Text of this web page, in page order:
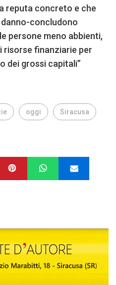
reputa concreto e che
concludono
persone meno abbienti,
risorse finanziarie per
dei grossi capitali”
oggi Siracusa